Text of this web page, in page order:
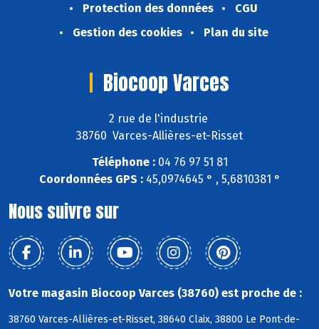
Protection des données
CGU
Gestion des cookies
Plan du site
Biocoop Varces
2 rue de l'industrie
38760 Varces-Allières-et-Risset
Téléphone :04 76 97 51 81
Coordonnées GPS :45,0974645 ° , 5,6810381 °
Nous suivre sur
Votre magasin Biocoop Varces (38760) est proche de :
38760 Varces-Allières-et-Risset, 38640 Claix, 38800 Le Pont-de-